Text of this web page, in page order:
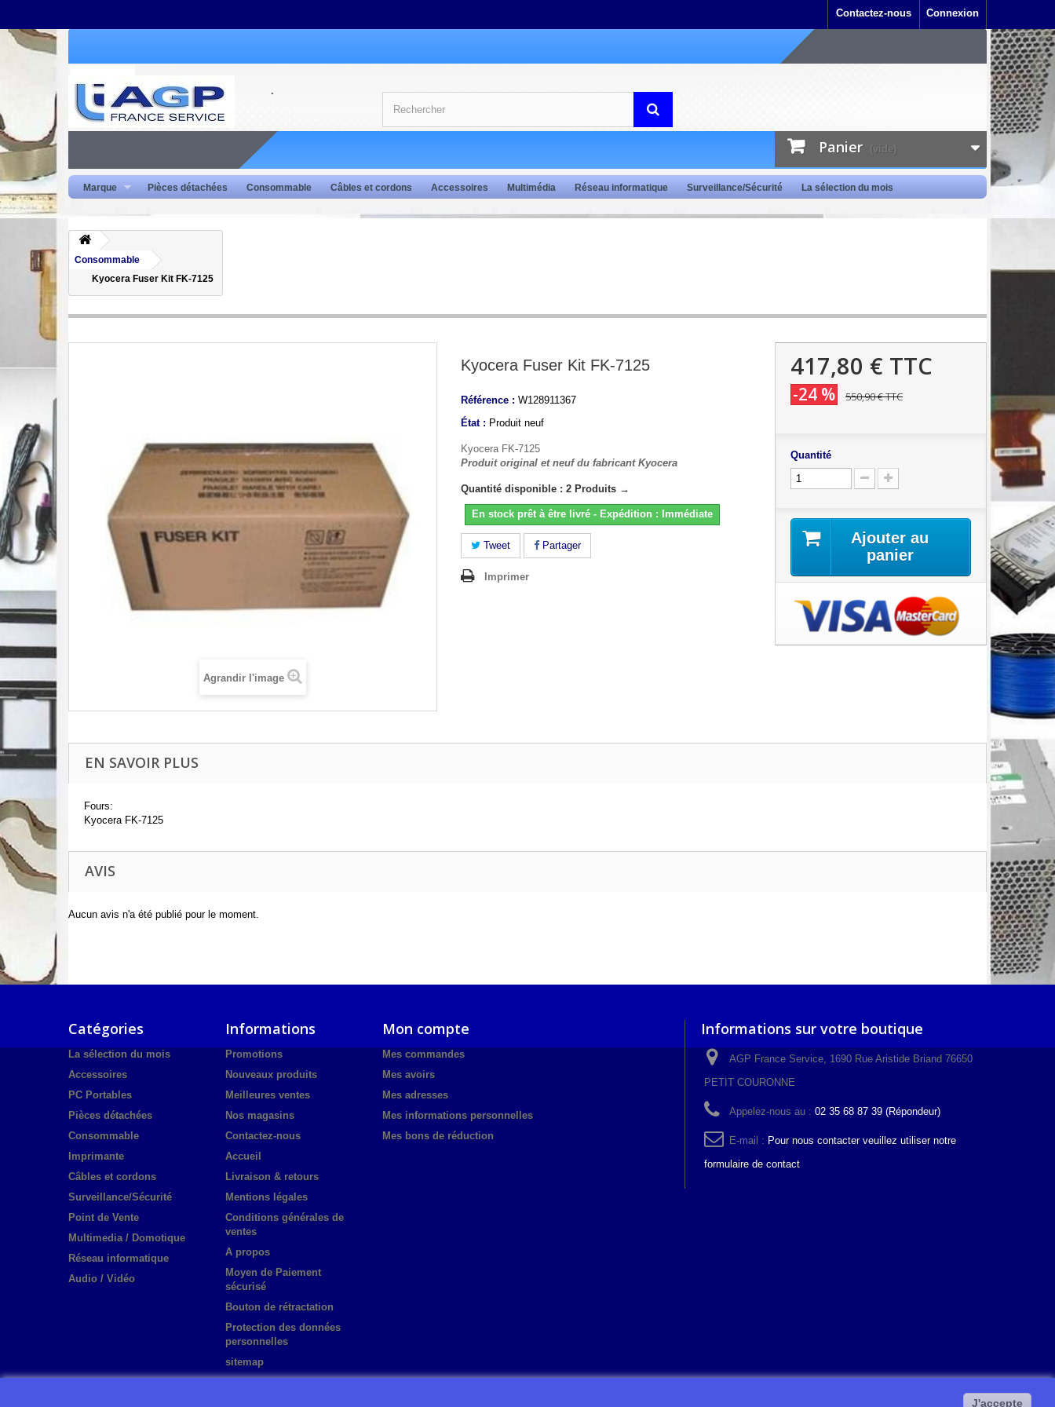
Connexion
Contactez-nous
Panier (vide)
Marque Pièces détachées Consommable Câbles et cordons Accessoires Multimédia Réseau informatique Surveillance/Sécurité La sélection du mois
Consommable
Kyocera Fuser Kit FK-7125
Agrandir l'image
Kyocera Fuser Kit FK-7125
Référence : W128911367
État : Produit neuf
Kyocera FK-7125
Produit original et neuf du fabricant Kyocera
Quantité disponible : 2 Produits →
En stock prêt à être livré - Expédition : Immédiate
Tweet Partager
Imprimer
417,80 € TTC
-24 % 550,90 €TTC
Quantité
Ajouter au
panier
EN SAVOIR PLUS
Fours:
Kyocera FK-7125
AVIS
Aucun avis n'a été publié pour le moment.
Catégories
La sélection du mois
Accessoires
PC Portables
Pièces détachées
Consommable
Imprimante
Câbles et cordons
Surveillance/Sécurité
Point de Vente
Multimedia / Domotique
Réseau informatique
Audio / Vidéo
Informations
Promotions
Nouveaux produits
Meilleures ventes
Nos magasins
Contactez-nous
Accueil
Livraison & retours
Mentions légales
Conditions générales de
ventes
A propos
Moyen de Paiement
sécurisé
Bouton de rétractation
Protection des données
personnelles
sitemap
Mon compte
Mes commandes
Mes avoirs
Mes adresses
Mes informations personnelles
Mes bons de réduction
Informations sur votre boutique
AGP France Service, 1690 Rue Aristide Briand 76650
PETIT COURONNE
Appelez-nous au : 02 35 68 87 39 (Répondeur)
E-mail : Pour nous contacter veuillez utiliser notre
formulaire de contact
J'accepte